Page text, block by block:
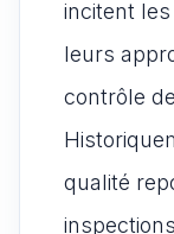
incitent
leurs
contrôle
qualité